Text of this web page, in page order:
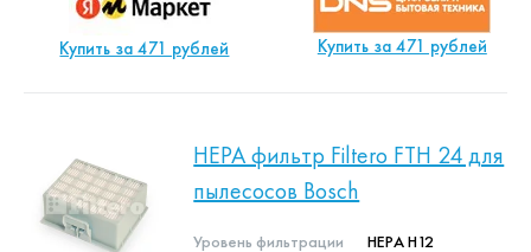
Купить за 471 рублей Купить за 471 рублей
HEPA фильтр Filtero FTH 24 для
пылесосов Bosch
Уровень фильтрации HEPA H12